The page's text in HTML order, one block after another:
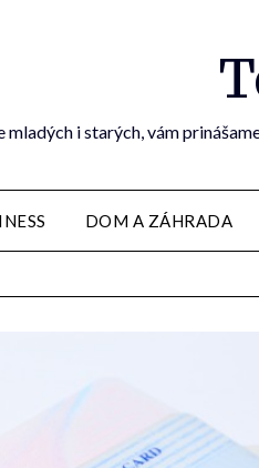
i starých, vám
DOM A ZÁHRADA